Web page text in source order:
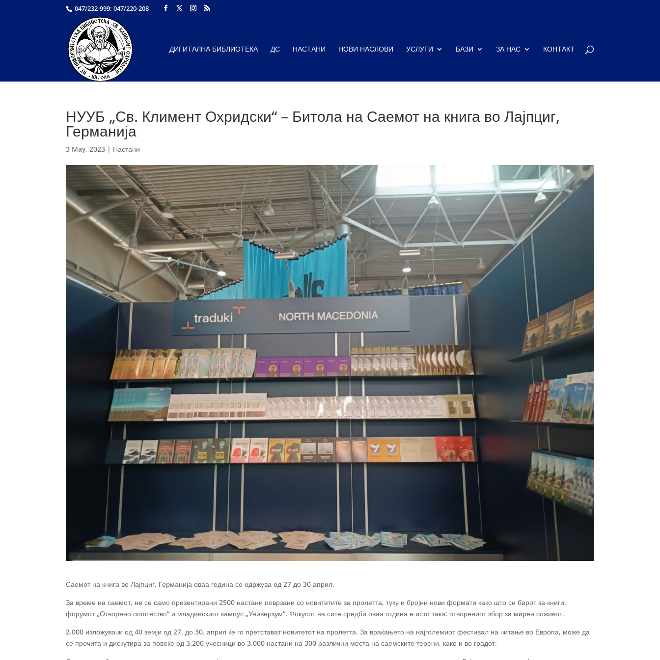
047/232-999; 047/220-208
ДИГИТАЛНА БИБЛИОТЕКА ДС НАСТАНИ НОВИ НАСЛОВИ УСЛУГИ БАЗИ ЗА НАС КОНТАКТ
НУУБ „Св. Климент Охридски“ – Битола на Саемот на книга во Лајпциг,
Германија
3 May, 2023 | Настани
Саемот на книга во Лајпциг, Германија оваа година се одржува од 27 до 30 април.
За време на саемот, не се само презентирани 2500 настани поврзани со новитетите за пролетта, туку и бројни нови формати како што се барот за книги,
форумот „Отворено општество“ и младинскиот кампус „Универзум“. Фокусот на сите средби оваа година е исто така: отворениот збор за мирен соживот.
2.000 изложувачи од 40 земји од 27. до 30. април ќе го претстават новитетот на пролетта. За враќањето на најголемиот фестивал на читање во Европа, може да
се прочита и дискутира за повеќе од 3.200 учесници во 3.000 настани на 300 различни места на саемските терени, како и во градот.